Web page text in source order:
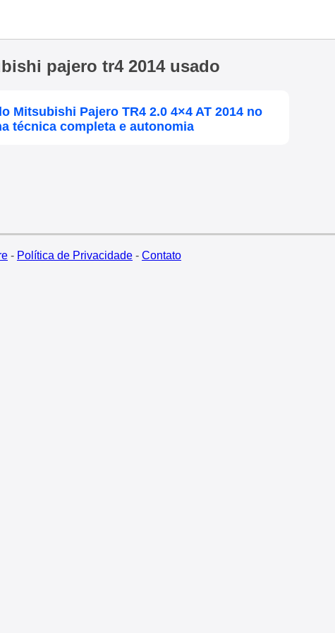
pajero tr4 2014 usado
Mitsubishi Pajero TR4 2.0 4×4 AT 2014 no
técnica completa e autonomia
- Política de Privacidade- Contato